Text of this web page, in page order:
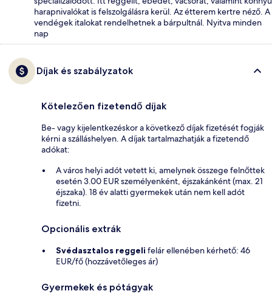
harapnivalókat is felszolgálásra kerül. Az étterem kertre néző. A
vendégek italokat rendelhetnek a bárpultnál. Nyitva minden
nap
Díjak és szabályzatok
Kötelezően fizetendő díjak
Be- vagy kijelentkezéskor a következő díjak fizetését fogják
kérni a szálláshelyen. A díjak tartalmazhatják a fizetendő
adókat:
A város helyi adót vetett ki, amelynek összege felnőttek
esetén 3.00 EUR személyenként, éjszakánként (max. 21
éjszaka). 18 év alatti gyermekek után nem kell adót
fizetni.
Opcionális extrák
Svédasztalos reggeli felár ellenében kérhető: 46
EUR/fő (hozzávetőleges ár)
Gyermekek és pótágyak